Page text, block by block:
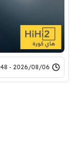
2026/08/06 - 21:48